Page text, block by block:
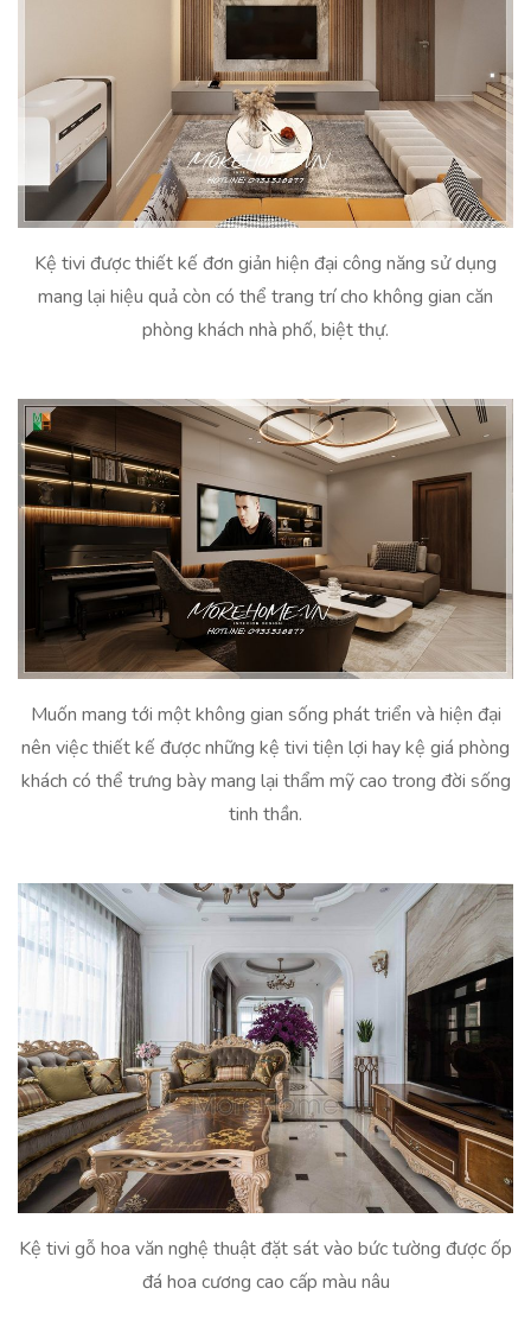
Kệ tivi được thiết kế đơn giản hiện đại công năng sử dụng
mang lại hiệu quả còn có thể trang trí cho không gian căn
phòng khách nhà phố, biệt thự.
Muốn mang tới một không gian sống phát triển và hiện đại
nên việc thiết kế được những kệ tivi tiện lợi hay kệ giá phòng
khách có thể trưng bày mang lại thẩm mỹ cao trong đời sống
tinh thần.
Kệ tivi gỗ hoa văn nghệ thuật đặt sát vào bức tường được ốp
đá hoa cương cao cấp màu nâu